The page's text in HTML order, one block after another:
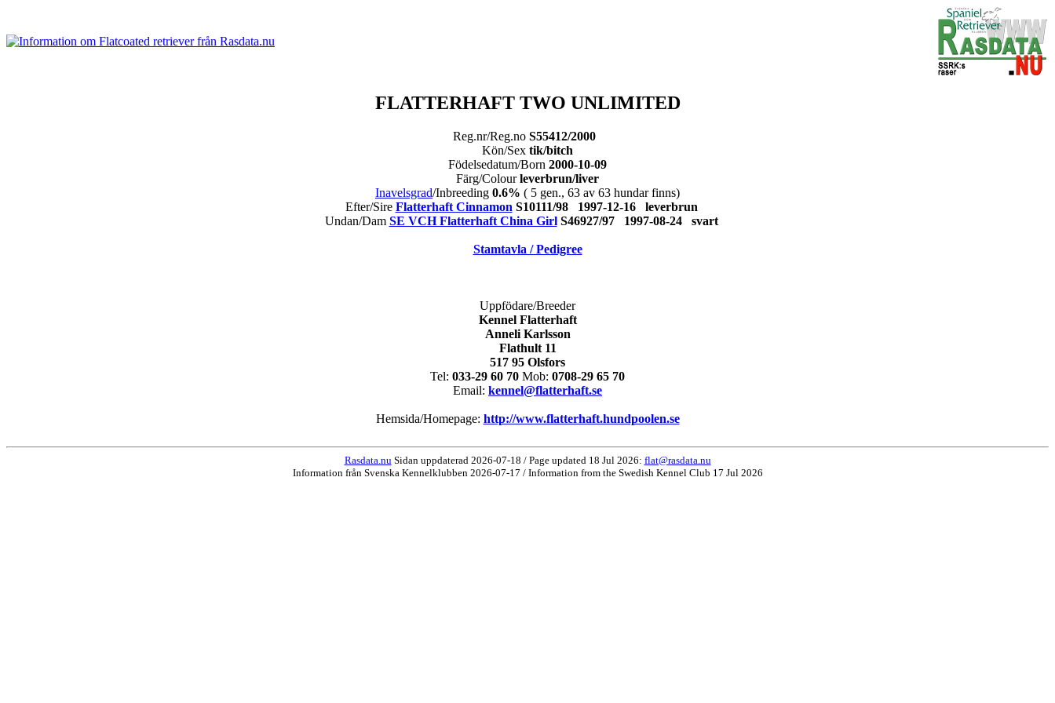
FLATTERHAFT TWO UNLIMITED
Reg.nr/Reg.no S55412/2000
Kön/Sex tik/bitch
Födelsedatum/Born 2000-10-09
Färg/Colourleverbrun/liver
Inavelsgrad/Inbreeding 0.6% ( 5 gen., 63 av 63 hundar finns)
Efter/Sire Flatterhaft Cinnamon S10111/98 1997-12-16 leverbrun
Undan/Dam SE VCH Flatterhaft China GirlS46927/97 1997-08-24 svart
Stamtavla / Pedigree
Uppfödare/Breeder
Kennel Flatterhaft
Anneli Karlsson
Flathult 11
517 95 Olsfors
Tel: 033-29 60 70 Mob: 0708-29 65 70
Email: kennel@flatterhaft.se
Hemsida/Homepage: http://www.flatterhaft.hundpoolen.se
Rasdata.nu Sidan uppdaterad 2026-07-18 / Page updated 18 Jul 2026: flat@rasdata.nu
Information från Svenska Kennelklubben 2026-07-17 / Information from the Swedish Kennel Club 17 Jul 2026